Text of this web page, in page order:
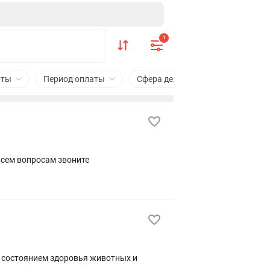
1
Период оплаты Сфера деятельности
вопросам звоните